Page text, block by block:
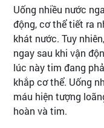
Uống nhiều nước
động, cơ thể tiết ra
khát nước. Tuy
ngay sau khi vận
lúc này tim đang
khắp cơ thể. Uống
máu hiện tượng
hoàn và tim.